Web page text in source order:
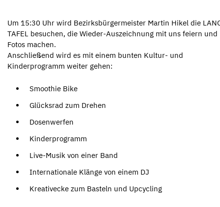
Um 15:30 Uhr wird Bezirksbürgermeister Martin Hikel die
TAFEL besuchen, die Wieder-Auszeichnung mit uns feiern und
Fotos machen.
Anschließend wird es mit einem bunten Kultur- und
Kinderprogramm weiter gehen:
Smoothie Bike
Glücksrad zum Drehen
Dosenwerfen
Kinderprogramm
Live-Musik von einer Band
Internationale Klänge von einem DJ
Kreativecke zum Basteln und Upcycling